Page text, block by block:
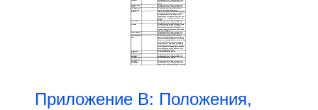
Приложение B: Положения,